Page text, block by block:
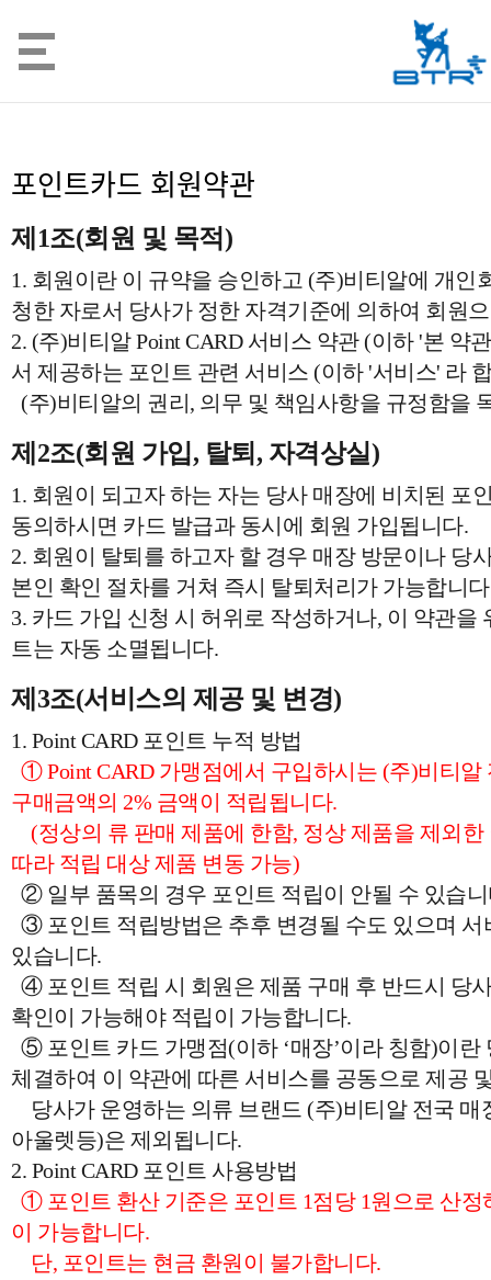
포인트카드 회원약관
제1조(회원 및 목적)
1. 회원이란 이 규약을 승인하고 (주)비티알에 개
청한 자로서 당사가 정한 자격기준에 의하여 회원
2. (주)비티알 Point CARD 서비스 약관 (이하 '본 약
서 제공하는 포인트 관련 서비스 (이하 '서비스' 라
(주)비티알의 권리, 의무 및 책임사항을 규정함을
제2조(회원 가입, 탈퇴, 자격상실)
1. 회원이 되고자 하는 자는 당사 매장에 비치된 포
동의하시면 카드 발급과 동시에 회원 가입됩니다.
2. 회원이 탈퇴를 하고자 할 경우 매장 방문이나 당
본인 확인 절차를 거쳐 즉시 탈퇴처리가 가능합니
3. 카드 가입 신청 시 허위로 작성하거나, 이 약관
트는 자동 소멸됩니다.
제3조(서비스의 제공 및 변경)
1. Point CARD 포인트 누적 방법
① Point CARD 가맹점에서 구입하시는 (주)비티
구매금액의 2% 금액이 적립됩니다.
(정상의 류 판매 제품에 한함, 정상 제품을 제외
따라 적립 대상 제품 변동 가능)
② 일부 품목의 경우 포인트 적립이 안될 수 있습
③ 포인트 적립방법은 추후 변경될 수도 있으며
있습니다.
④ 포인트 적립 시 회원은 제품 구매 후 반드시 당
확인이 가능해야 적립이 가능합니다.
⑤ 포인트 카드 가맹점(이하 ‘매장’이라 칭함)이
체결하여 이 약관에 따른 서비스를 공동으로 제공
당사가 운영하는 의류 브랜드 (주)비티알 전국 매
아울렛등)은 제외됩니다.
2. Point CARD 포인트 사용방법
① 포인트 환산 기준은 포인트 1점당 1원으로 산정
이 가능합니다.
단, 포인트는 현금 환원이 불가합니다.